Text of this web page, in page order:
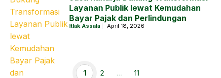
Layanan Publik lewat Kemudahan
Bayar Pajak dan Perlindungan
Itlak Assala April 18, 2026
Halaman
1 Halaman
2 … Halaman
11